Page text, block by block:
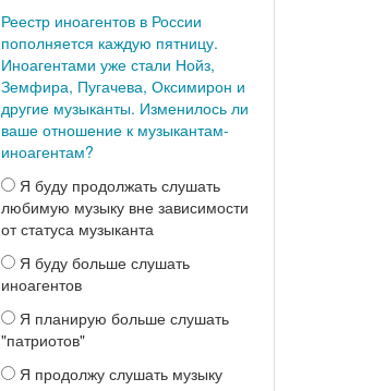
Реестр иноагентов в России
пополняется каждую пятницу.
Иноагентами уже стали Нойз,
Земфира, Пугачева, Оксимирон и
другие музыканты. Изменилось ли
ваше отношение к музыкантам-
иноагентам?
Я буду продолжать слушать
любимую музыку вне зависимости
от статуса музыканта
Я буду больше слушать
иноагентов
Я планирую больше слушать
"патриотов"
Я продолжу слушать музыку